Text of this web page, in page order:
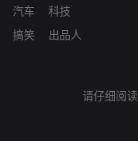
汽车
搞笑
科技
出品人
请仔细阅读